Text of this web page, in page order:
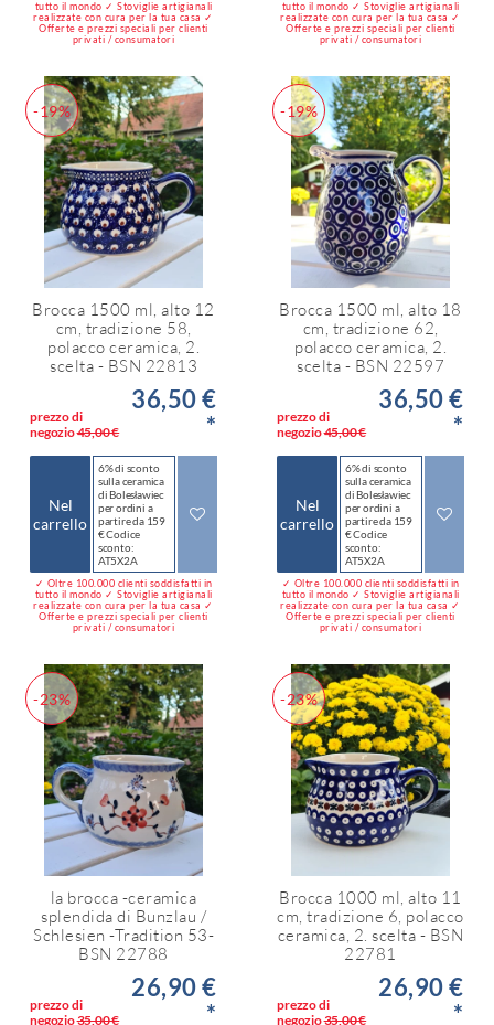
tutto il mondo ✓ Stoviglie artigianali
realizzate con cura per la tua casa ✓
Offerte e prezzi speciali per clienti
privati / consumatori
tutto il mondo ✓ Stoviglie artigianali
realizzate con cura per la tua casa ✓
Offerte e prezzi speciali per clienti
privati / consumatori
-19%
Brocca 1500 ml, alto 12
cm, tradizione 58,
polacco ceramica, 2.
scelta - BSN 22813
prezzo di
negozio45,00 €
36,50 €
*
Nel
carrello
6% di sconto
sulla ceramica
di Bolesławiec
per ordini a
partire da 159
€ Codice
sconto:
AT5X2A
✓ Oltre 100.000 clienti soddisfatti in
tutto il mondo ✓ Stoviglie artigianali
realizzate con cura per la tua casa ✓
Offerte e prezzi speciali per clienti
privati / consumatori
-19%
Brocca 1500 ml, alto 18
cm, tradizione 62,
polacco ceramica, 2.
scelta - BSN 22597
prezzo di
negozio45,00 €
36,50 €
*
Nel
carrello
6% di sconto
sulla ceramica
di Bolesławiec
per ordini a
partire da 159
€ Codice
sconto:
AT5X2A
✓ Oltre 100.000 clienti soddisfatti in
tutto il mondo ✓ Stoviglie artigianali
realizzate con cura per la tua casa ✓
Offerte e prezzi speciali per clienti
privati / consumatori
-23%
la brocca -ceramica
splendida di Bunzlau /
Schlesien -Tradition 53-
BSN 22788
prezzo di
negozio35,00 €
26,90 €
*
-23%
Brocca 1000 ml, alto 11
cm, tradizione 6, polacco
ceramica, 2. scelta - BSN
22781
prezzo di
negozio35,00 €
26,90 €
*